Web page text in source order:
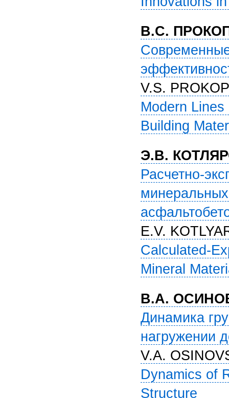
В.С.
V.S.
Modern
Building
Э.В.
Расчетно-
E.V.
Calculated-
Mineral
В.А.
Динамика
нагружении
V.A.
Dynamics of
Structure